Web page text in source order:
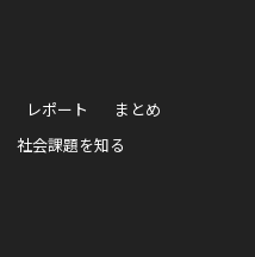
レポート
まとめ
社会課題を知る